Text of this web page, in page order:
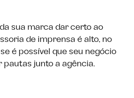
sua marca dar certo ao
de imprensa é alto, no
é possível que seu negócio
pautas junto a agência.